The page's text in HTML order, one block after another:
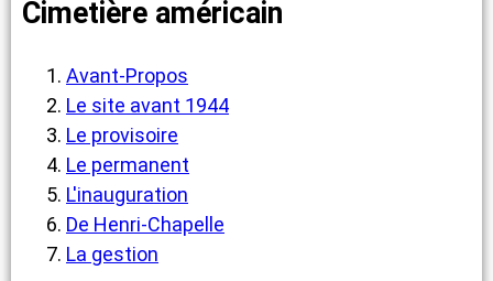
Cimetière américain
Avant-Propos
Le site avant 1944
Le provisoire
Le permanent
L'inauguration
De Henri-Chapelle
La gestion